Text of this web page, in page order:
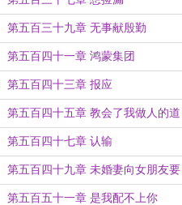
第五百三十九章 无事献殷勤
第五百四十一章 鸿蒙集团
第五百四十三章 报应
第五百四十五章 教会了我做人的道
理
第五百四十七章 认输
第五百四十九章 未婚妻向女朋友要
账
第五百五十一章 是我配不上你